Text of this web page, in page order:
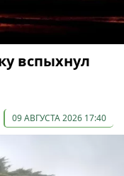
вспыхнул
09 АВГУСТА 2026 17:40